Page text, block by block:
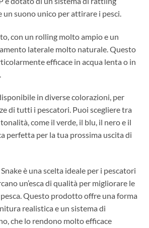
suono unico per attirare i pesci.
con un rolling molto ampio e un
laterale molto naturale. Questo
efficace in acqua lenta o in
in diverse colorazioni, per
di tutti i pescatori. Puoi scegliere tra
come il verde, il blu, il nero e il
perfetta per la tua prossima uscita di
è una scelta ideale per i pescatori
un’esca di qualità per migliorare le
Questo prodotto offre una forma
realistica e un sistema di
che lo rendono molto efficace